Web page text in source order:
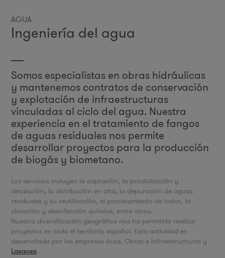
AGUA
Ingeniería del agua
Somos especialistas en obras hidráulicas
y mantenemos contratos de conservación
y explotación de infraestructuras
vinculadas al ciclo del agua. Nuestra
experiencia en el tratamiento de fangos
de aguas residuales nos permite
desarrollar proyectos para la producción
de biogás y biometano.
Los servicios incluyen la captación, la potabilización y
desalación, la distribución en alta, la depuración de aguas
residuales y su reutilización, el procesamiento de lodos, la
cloración y desinfección química, entre otros.
Nuestra diversificación geográfica nos ha permitido realizar
proyectos en todo el territorio español. Esta actividad es
desarrollada por las empresas Acsa, Obras e Infraestructuras y
Lasaosa.